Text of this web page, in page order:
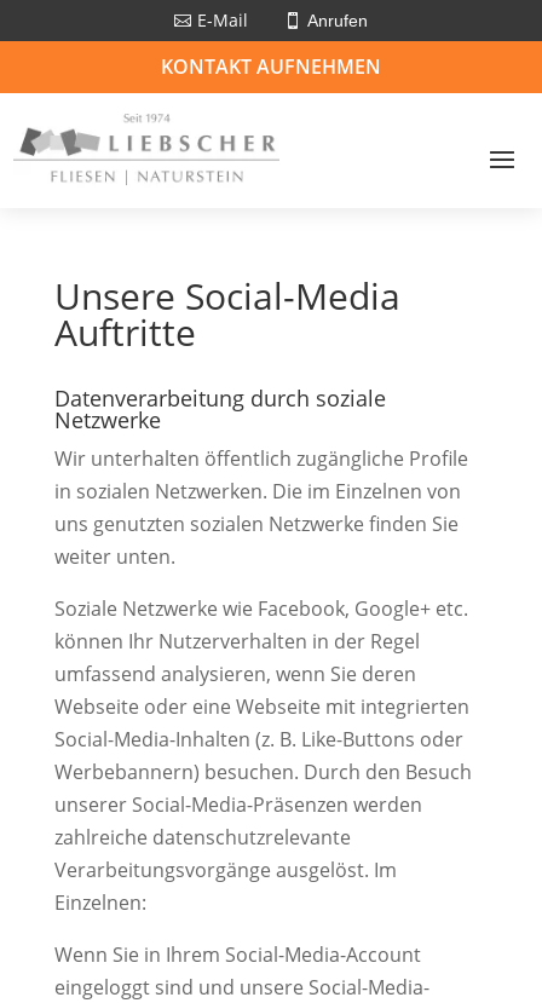
 E-Mail  Anrufen
KONTAKT AUFNEHMEN
Unsere Social-Media
Auftritte
Datenverarbeitung durch soziale
Netzwerke
Wir unterhalten öffentlich zugängliche Profile
in sozialen Netzwerken. Die im Einzelnen von
uns genutzten sozialen Netzwerke finden Sie
weiter unten.
Soziale Netzwerke wie Facebook, Google+ etc.
können Ihr Nutzerverhalten in der Regel
umfassend analysieren, wenn Sie deren
Webseite oder eine Webseite mit integrierten
Social-Media-Inhalten (z. B. Like-Buttons oder
Werbebannern) besuchen. Durch den Besuch
unserer Social-Media-Präsenzen werden
zahlreiche datenschutzrelevante
Verarbeitungsvorgänge ausgelöst. Im
Einzelnen:
Wenn Sie in Ihrem Social-Media-Account
eingeloggt sind und unsere Social-Media-